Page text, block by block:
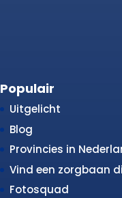
Populair
Uitgelicht
Blog
Provincies in
Vind een zorgbaan
Fotosquad